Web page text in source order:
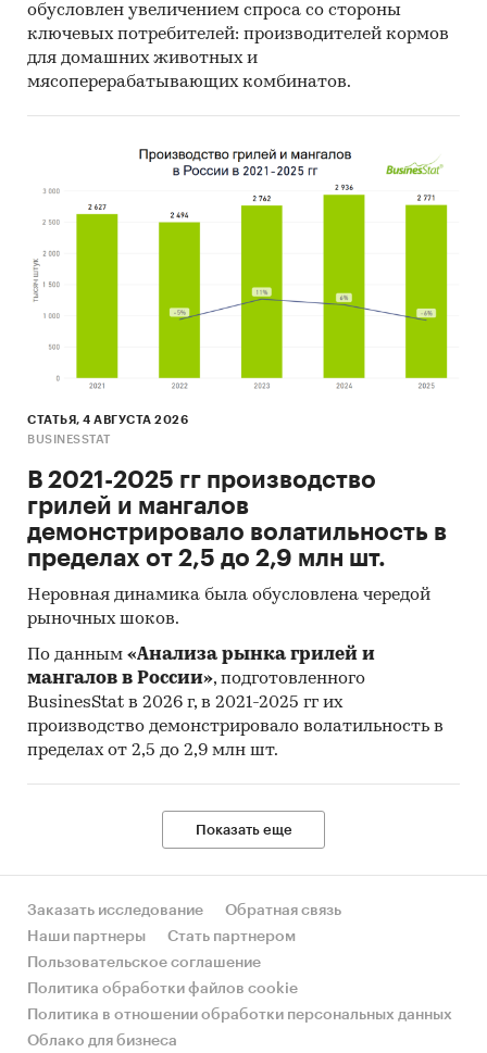
обусловлен увеличением спроса со стороны
ключевых потребителей: производителей кормов
для домашних животных и
мясоперерабатывающих комбинатов.
СТАТЬЯ, 4 АВГУСТА 2026
BUSINESSTAT
В 2021-2025 гг производство
грилей и мангалов
демонстрировало волатильность в
пределах от 2,5 до 2,9 млн шт.
Неровная динамика была обусловлена чередой
рыночных шоков.
По данным «Анализа рынка грилей и
мангалов в России», подготовленного
BusinesStat в 2026 г, в 2021-2025 гг их
производство демонстрировало волатильность в
пределах от 2,5 до 2,9 млн шт.
Показать еще
Заказать исследование
Обратная связь
Наши партнеры
Стать партнером
Пользовательское соглашение
Политика обработки файлов cookie
Политика в отношении обработки персональных данных
Облако для бизнеса